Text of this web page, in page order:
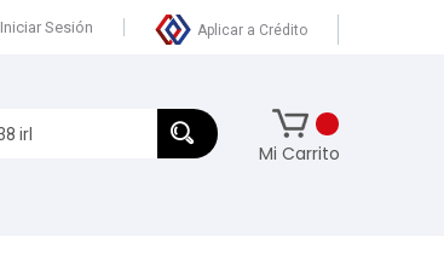
Aplicar a Crédito
Iniciar Sesión
Mi Carrito